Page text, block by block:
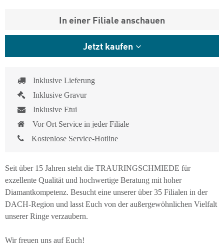
In einer Filiale anschauen
Jetzt kaufen
Inklusive Lieferung
Inklusive Gravur
Inklusive Etui
Vor Ort Service in jeder Filiale
Kostenlose Service-Hotline
Seit über 15 Jahren steht die TRAURINGSCHMIEDE für
exzellente Qualität und hochwertige Beratung mit hoher
Diamantkompetenz. Besucht eine unserer über 35 Filialen in der
DACH-Region und lasst Euch von der außergewöhnlichen Vielfalt
unserer Ringe verzaubern.
Wir freuen uns auf Euch!